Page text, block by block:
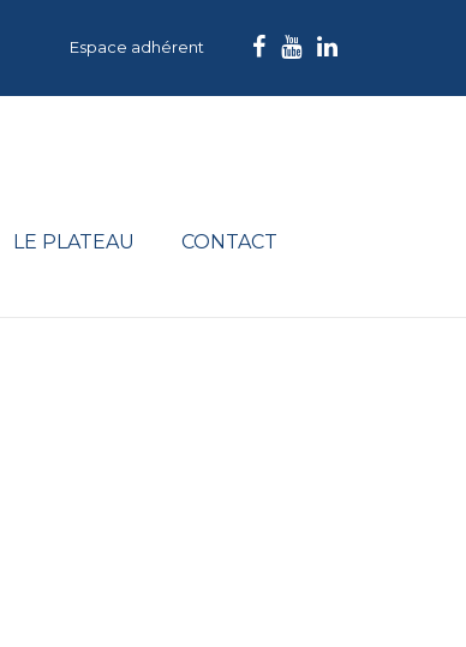
Espace adhérent
LE PLATEAU CONTACT